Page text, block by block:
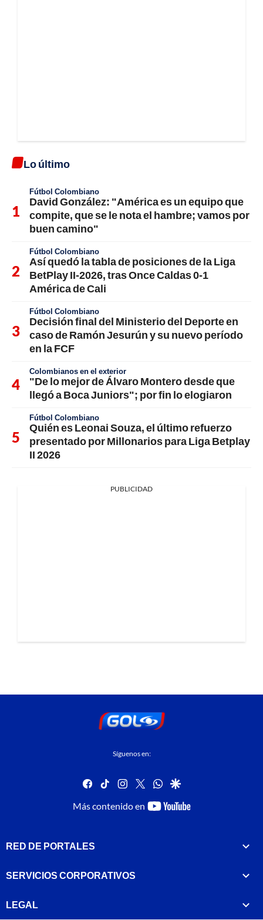
Lo último
Fútbol Colombiano
David González: "América es un equipo que
compite, que se le nota el hambre; vamos por
buen camino"
Fútbol Colombiano
Así quedó la tabla de posiciones de la Liga
BetPlay II-2026, tras Once Caldas 0-1
América de Cali
Fútbol Colombiano
Decisión final del Ministerio del Deporte en
caso de Ramón Jesurún y su nuevo período
en la FCF
Colombianos en el exterior
"De lo mejor de Álvaro Montero desde que
llegó a Boca Juniors"; por fin lo elogiaron
Fútbol Colombiano
Quién es Leonai Souza, el último refuerzo
presentado por Millonarios para Liga Betplay
II 2026
PUBLICIDAD
Síguenos en:
facebook
tiktok instagram
twitterwhatsapp
google
Más contenido en
youtube-
RED DE PORTALES
SERVICIOS CORPORATIVOS
LEGAL